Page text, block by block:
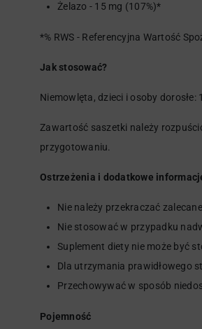
Żelazo - 15 mg (107%)*
*% RWS - Referencyjna Wartość
Jak stosować?
Niemowlęta, dzieci i osoby dorosłe:
Zawartość saszetki należy
przygotowaniu.
Ostrzeżenia i dodatkowe
Nie należy przekraczać
Nie stosować w przypadku
Suplement diety nie może być
Dla utrzymania prawidłowego
Przechowywać w sposób
Pojemność